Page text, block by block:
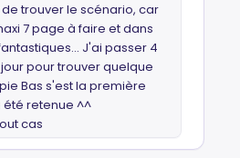
trouver le scénario, car
7 page à faire et dans
J'ai passer 4
pour trouver quelque
Bas s'est la première
été retenue ^^
cas